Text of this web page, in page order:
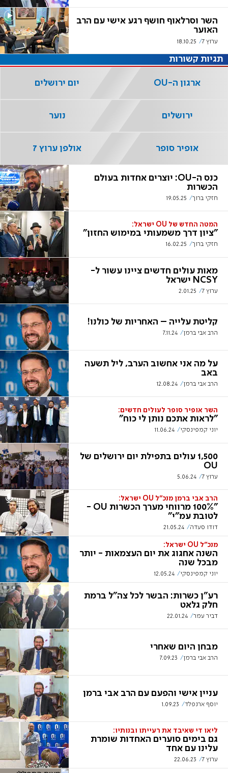
השר וסרלאוף חושף רגע אישי עם הרב
האוער
ערוץ 7 18.10.25
כנס ה-OU: יוצרים אחדות בעולם
הכשרות
חזקי ברוך 19.05.25
המטה החדש של OU ישראל:
"ציון דרך משמעותי במימוש החזון"
חזקי ברוך 16.02.25
מאות עולים חדשים ציינו עשור ל-
NCSY ישראל
ערוץ 7 2.01.25
קליטת עלייה – האחריות של כולנו!
הרב אבי ברמן 7.11.24
על מה אני אחשוב הערב, ליל תשעה
באב
הרב אבי ברמן 12.08.24
השר אופיר סופר לעולים חדשים:
"לראות אתכם נותן לי כוח"
יוני קמפינסקי 11.06.24
1,500 עולים בתפילת יום ירושלים של
OU
ערוץ 7 5.06.24
הרב אבי ברמן מנכ"ל OU ישראל:
"100% מרווחי מערך הכשרות OU -
לטובת עמ"י"
דודו סעדה 21.05.24
מנכ"ל OU ישראל:
השנה אחגוג את יום העצמאות - יותר
מבכל שנה
יוני קמפינסקי 12.05.24
רע"ן כשרות: הבשר לכל צה"ל ברמת
חלק גלאט
דביר עמר 22.01.24
מבחן היום שאחרי
הרב אבי ברמן 7.09.23
עניין אישי והפעם עם הרב אבי ברמן
יוסף ארנפלד 1.09.23
ליאו די שאיבד את רעייתו ובנותיו:
גם בימים סוערים האחדות שומרת
עלינו עם אחד
ערוץ 7 22.06.23
תגיות קשורות
ארגון ה-OU יום ירושלים
ירושלים נוער
אופיר סופר אולפן ערוץ 7